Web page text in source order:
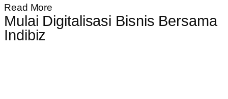
Read More
Mulai Digitalisasi Bisnis Bersama
Indibiz